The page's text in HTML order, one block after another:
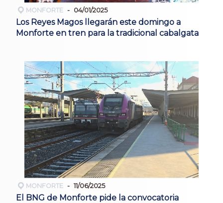
MONFORTE 04/01/2025
Los Reyes Magos llegarán este domingo a
Monforte en tren para la tradicional cabalgata
MONFORTE 11/06/2025
El BNG de Monforte pide la convocatoria